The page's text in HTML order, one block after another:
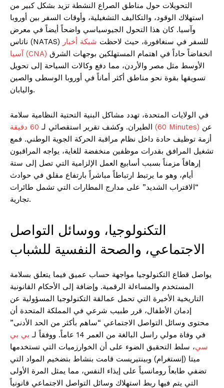
التحويلات حول مناطق الصراع النشطة تزيد بشكل كبير من
استهلاك الوقود، والتكاليف التشغيلية، وأوقات السفر بين أوروبا
وآسيا. كان هذا التحول الجيوسياسي واضحاً أيضاً في معرض
ناتاس (NATAS) للسفر في سنغافورة، حيث لاحظت شبكة أخبار
آسيا (CNA)
الأوسط مثل مصر والأردن، مما دفع وكالات السياحة إلى تحويل
تسويقها بقوة نحو مناطق أكثر أماناً في أوروبا الوسطى والصين
واليابان.
في الولايات المتحدة، تهدد مشاكل البنية التحتية النظامية سلامة
الطيران. وكشف تقرير استقصائي لـ
60 دقيقة (60 Minutes)
أزمة توظيف حادة داخل نظام مراقبة الحركة الجوية الوطني. فمع
تشغيل المرافق بقدرات موظفين منخفضة للغاية، يواجه المراقبون
إرهاقاً مزمناً بسبب أسابيع العمل الإلزامية التي تصل إلى ستة
أيام، وهو ما يرتبط ارتباطاً مباشراً بارتفاع مقلق في حوادث
“الاقتراب الشديد” على مدارج المطارات التي تشمل طائرات
تجارية.
التكنولوجيا، ووسائل التواصل
الاجتماعي، والصحة النفسية للشباب
يواصل قطاع التكنولوجيا مواجهة حساب عميق فيما يتعلق بسلامة
المستخدم والمساءلة الرقمية. وإضافة إلى الأحكام القانونية
التاريخية الأخيرة التي تحمل عمالقة التكنولوجيا المسؤولية عن
إدمان الأطفال، قرر طبيب شرعي في المملكة المتحدة أن
محتوى وسائل التواصل الاجتماعي “ساهم بأكثر من الحد الأدنى”
في وفاة مولي راسل البالغة من العمر 14 عاماً. ووفقاً لـ
بي بي
سي، سلط التحقيق الضوء على أن الخوارزميات التي تستخدمها
ميتا (إنستغرام) وبينتيريست قامت بنشاط بتضخيم المواد التي
تضفي طابعاً رومانسياً على إيذاء النفس، مما يمثل المرة الأولى
التي يتم فيها ربط استهلاك وسائل التواصل الاجتماعي قانونياً